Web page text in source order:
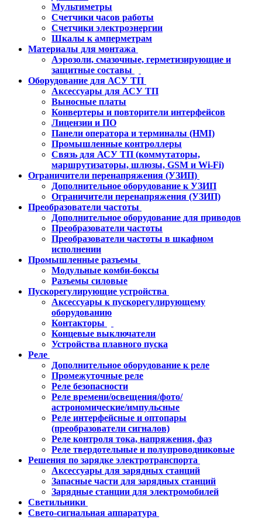
Мультиметры
Счетчики часов работы
Счетчики электроэнергии
Шкалы к амперметрам
Материалы для монтажа
Аэрозоли, смазочные, герметизирующие и
защитные составы
Оборудование для АСУ ТП
Аксессуары для АСУ ТП
Выносные платы
Конвертеры и повторители интерфейсов
Лицензии и ПО
Панели оператора и терминалы (HMI)
Промышленные контроллеры
Связь для АСУ ТП (коммутаторы,
маршрутизаторы, шлюзы, GSM и Wi-Fi)
Ограничители перенапряжения (УЗИП)
Дополнительное оборудование к УЗИП
Ограничители перенапряжения (УЗИП)
Преобразователи частоты
Дополнительное оборудование для приводов
Преобразователи частоты
Преобразователи частоты в шкафном
исполнении
Промышленные разъемы
Модульные комби-боксы
Разъемы силовые
Пускорегулирующие устройства
Аксессуары к пускорегулирующему
оборудованию
Контакторы
Концевые выключатели
Устройства плавного пуска
Реле
Дополнительное оборудование к реле
Промежуточные реле
Реле безопасности
Реле времени/освещения/фото/
астрономические/импульсные
Реле интерфейсные и оптопары
(преобразователи сигналов)
Реле контроля тока, напряжения, фаз
Реле твердотельные и полупроводниковые
Решения по зарядке электротранспорта
Аксессуары для зарядных станций
Запасные части для зарядных станций
Зарядные станции для электромобилей
Светильники
Свето-сигнальная аппаратура